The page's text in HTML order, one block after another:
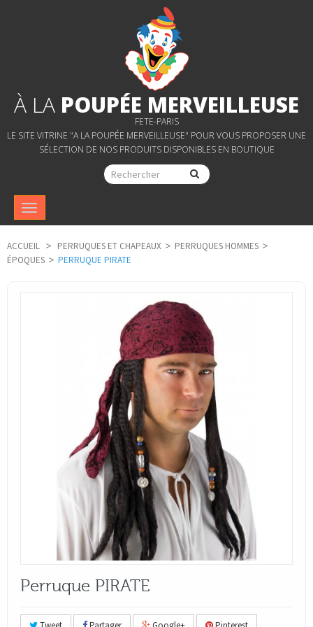
À LA POUPÉE MERVEILLEUSE
FETE-PARIS
LE SITE VITRINE "A LA POUPÉE MERVEILLEUSE" POUR VOUS PROPOSER UNE
SÉLECTION DE NOS PRODUITS DISPONIBLES EN BOUTIQUE
Navigation
bascule
ACCUEIL > PERRUQUES ET CHAPEAUX > PERRUQUES HOMMES >
ÉPOQUES > PERRUQUE PIRATE
Perruque PIRATE